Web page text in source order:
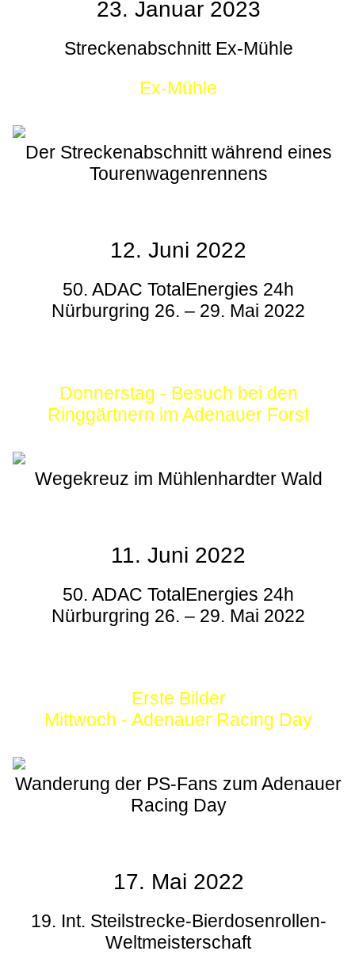
23. Januar 2023
Streckenabschnitt Ex-Mühle
Ex-Mühle
Der Streckenabschnitt während eines
Tourenwagenrennens
12. Juni 2022
50. ADAC TotalEnergies 24h
Nürburgring 26. – 29. Mai 2022
Donnerstag - Besuch bei den
Ringgärtnern im Adenauer Forst
Wegekreuz im Mühlenhardter Wald
11. Juni 2022
50. ADAC TotalEnergies 24h
Nürburgring 26. – 29. Mai 2022
Erste Bilder
Mittwoch - Adenauer Racing Day
Wanderung der PS-Fans zum Adenauer
Racing Day
17. Mai 2022
19. Int. Steilstrecke-Bierdosenrollen-
Weltmeisterschaft